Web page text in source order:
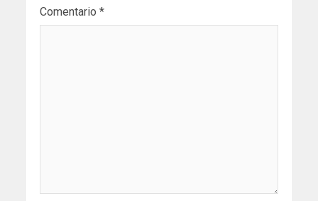
Comentario *